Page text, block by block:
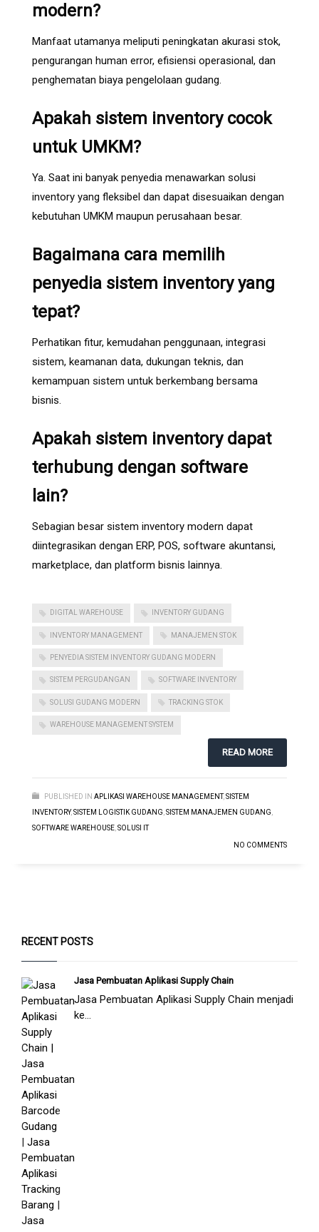
modern?
Manfaat utamanya meliputi peningkatan akurasi stok,
pengurangan human error, efisiensi operasional, dan
penghematan biaya pengelolaan gudang.
Apakah sistem inventory cocok
untuk UMKM?
Ya. Saat ini banyak penyedia menawarkan solusi
inventory yang fleksibel dan dapat disesuaikan dengan
kebutuhan UMKM maupun perusahaan besar.
Bagaimana cara memilih
penyedia sistem inventory yang
tepat?
Perhatikan fitur, kemudahan penggunaan, integrasi
sistem, keamanan data, dukungan teknis, dan
kemampuan sistem untuk berkembang bersama
bisnis.
Apakah sistem inventory dapat
terhubung dengan software
lain?
Sebagian besar sistem inventory modern dapat
diintegrasikan dengan ERP, POS, software akuntansi,
marketplace, dan platform bisnis lainnya.
DIGITAL WAREHOUSE INVENTORY GUDANG
INVENTORY MANAGEMENT MANAJEMEN STOK
PENYEDIA SISTEM INVENTORY GUDANG MODERN
SISTEM PERGUDANGAN SOFTWARE INVENTORY
SOLUSI GUDANG MODERN TRACKING STOK
WAREHOUSE MANAGEMENT SYSTEM
READ MORE
PUBLISHED IN APLIKASI WAREHOUSE MANAGEMENT,SISTEM
INVENTORY,SISTEM LOGISTIK GUDANG SISTEM MANAJEMEN GUDANG
SOFTWARE WAREHOUSE SOLUSI IT
NO COMMENTS
RECENT POSTS
Jasa Pembuatan Aplikasi Supply Chain
Jasa Pembuatan Aplikasi Supply Chain menjadi
ke...